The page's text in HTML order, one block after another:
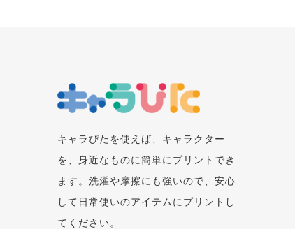
キャラぴたを使えば、キャラクター
を、身近なものに簡単にプリントでき
ます。洗濯や摩擦にも強いので、安心
して日常使いのアイテムにプリントし
てください。